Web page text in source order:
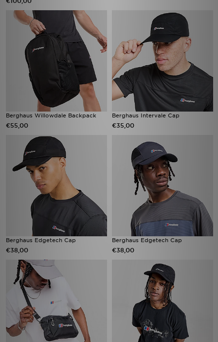
Berghaus Willowdale Backpack
€55,00
Berghaus Intervale Cap
€35,00
Berghaus Edgetech Cap
€38,00
Berghaus Edgetech Cap
€38,00